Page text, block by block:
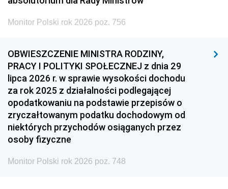
Monitor Polski rok 2026 poz. 756
OBWIESZCZENIE MINISTRA RODZINY,
PRACY I POLITYKI SPOŁECZNEJ z dnia 29
lipca 2026 r. w sprawie wysokości dochodu
za rok 2025 z działalności podlegającej
opodatkowaniu na podstawie przepisów o
zryczałtowanym podatku dochodowym od
niektórych przychodów osiąganych przez
osoby fizyczne
Monitor Polski rok 2026 poz. 748